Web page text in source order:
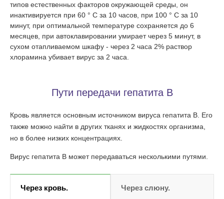
типов естественных факторов окружающей среды, он
инактивируется при 60 ° C за 10 часов, при 100 ° C за 10
минут, при оптимальной температуре сохраняется до 6
месяцев, при автоклавировании умирает через 5 минут, в
сухом отапливаемом шкафу - через 2 часа 2% раствор
хлорамина убивает вирус за 2 часа.
Пути передачи гепатита В
Кровь является основным источником вируса гепатита В. Его
также можно найти в других тканях и жидкостях организма,
но в более низких концентрациях.
Вирус гепатита В может передаваться несколькими путями.
Через кровь. Через слюну.